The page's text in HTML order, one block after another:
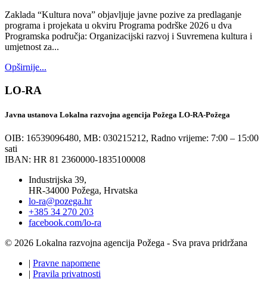
Zaklada “Kultura nova” objavljuje javne pozive za predlaganje
programa i projekata u okviru Programa podrške 2026 u dva
Programska područja: Organizacijski razvoj i Suvremena kultura i
umjetnost za...
Opširnije...
LO-RA
Javna ustanova Lokalna razvojna agencija Požega LO-RA-Požega
OIB: 16539096480, MB: 030215212, Radno vrijeme: 7:00 – 15:00
sati
IBAN: HR 81 2360000-1835100008
Industrijska 39,
HR-34000 Požega, Hrvatska
lo-ra@pozega.hr
+385 34 270 203
facebook.com/lo-ra
© 2026 Lokalna razvojna agencija Požega - Sva prava pridržana
| Pravne napomene
| Pravila privatnosti